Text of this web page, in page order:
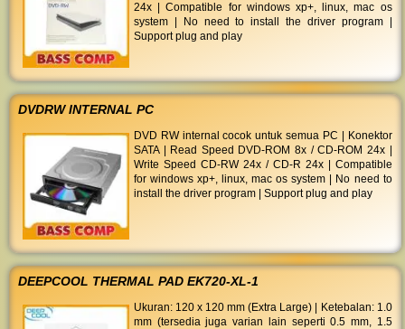
24x | Compatible for windows xp+, linux, mac os
system | No need to install the driver program |
Support plug and play
DVDRW INTERNAL PC
DVD RW internal cocok untuk semua PC | Konektor
SATA | Read Speed DVD-ROM 8x / CD-ROM 24x |
Write Speed CD-RW 24x / CD-R 24x | Compatible
for windows xp+, linux, mac os system | No need to
install the driver program | Support plug and play
DEEPCOOL THERMAL PAD EK720-XL-1
Ukuran: 120 x 120 mm (Extra Large) | Ketebalan: 1.0
mm (tersedia juga varian lain seperti 0.5 mm, 1.5